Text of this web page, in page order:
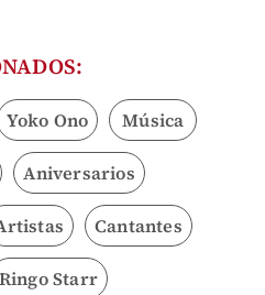
Yoko Ono Música
Aniversarios
Cantantes
Ringo Starr